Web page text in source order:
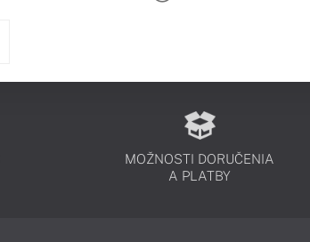
MOŽNOSTI DORUČENIA
A PLATBY